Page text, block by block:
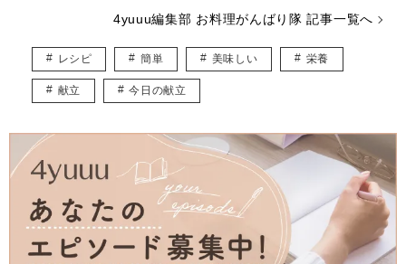
4yuuu編集部 お料理がんばり隊 記事一覧へ
レシピ 簡単 美味しい 栄養
献立 今日の献立